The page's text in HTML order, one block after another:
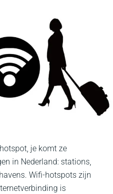
je komt ze
in Nederland: stations,
Wifi-hotspots zijn
is